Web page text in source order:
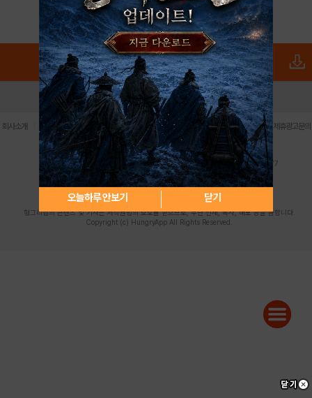
오늘하루 안보기 닫기
로그인 PC버전 전체앱
회사소개 이용약관 | 개인정보 처리방침 | 청소년 보호정책 | 불법촬영물 신고센터 | 제휴광고문의
사업자등록번호:119-86-61101 (주)스마트나우 대표이사:송현두
주소: 서울시 금천구 가산디지털1로 171 연락처:063-284-8635 팩스:02-6265-0377
청소년보호책임자:김동욱desk@hungryapp.co.kr
등록번호:서울아02322 | 등록일자:2016년4월25일
발행인:(주)스마트나우 송현두 | 편집인:김동욱
헝그리앱의 콘텐츠 및 기사는 저작권법의 보호를 받으므로, 무단 전재, 복사, 배포 등을 금합니다.
Copyright (c) HungryApp All Rights Reserved.